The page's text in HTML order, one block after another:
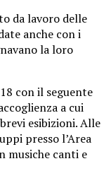
da lavoro delle
anche con i
la loro
con il seguente
a cui
esibizioni. Alle
presso l’Area
musiche canti e